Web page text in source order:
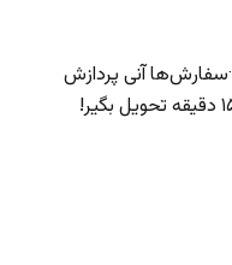
·سفارش‌ها آنی پردازش